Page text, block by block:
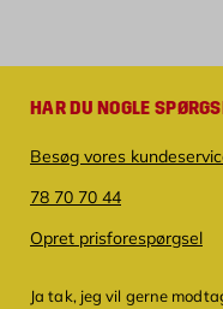
HAR DU NOGLE
Besøg vores
78 70 70 44
Opret prisforespørgsel
Ja tak, jeg vil gerne